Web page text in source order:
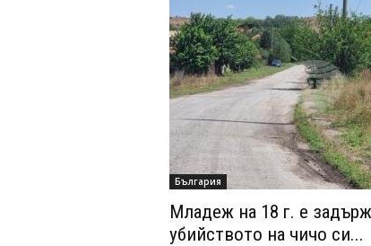
България
Младеж на 18 г. е
убийството на чичо си...